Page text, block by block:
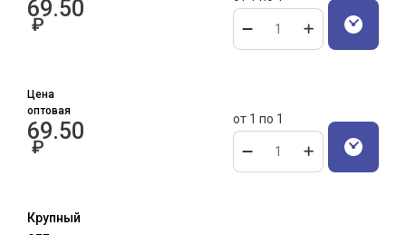
69.50
₽
Цена
оптовая
69.50
₽
от 1 по 1